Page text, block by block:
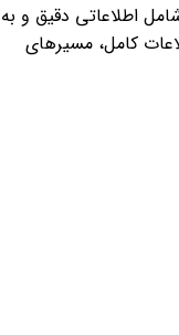
اطلاعاتی دقیق و به
کامل، مسیرهای